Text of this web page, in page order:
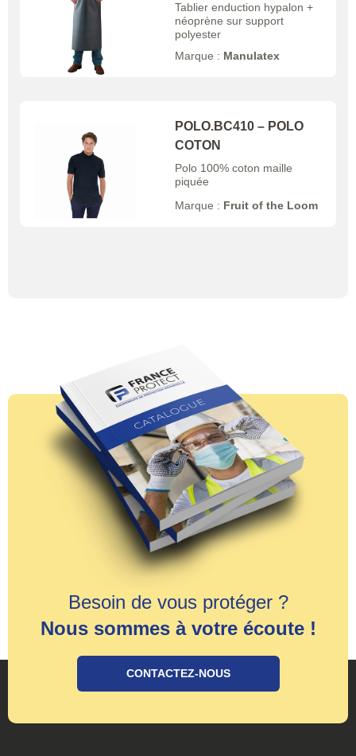
Tablier enduction hypalon +
néoprène sur support
polyester
Marque : Manulatex
POLO.BC410 – POLO
COTON
Polo 100% coton maille
piquée
Marque : Fruit of the Loom
Besoin de vous protéger ?
Nous sommes à votre écoute !
CONTACTEZ-NOUS